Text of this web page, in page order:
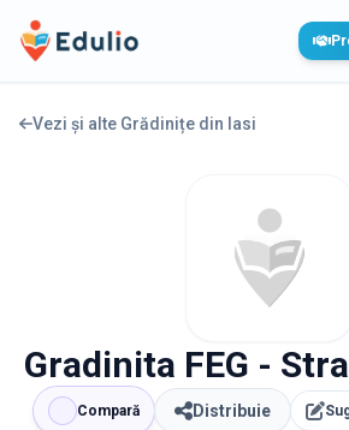
Edulio
Vezi și alte Grădinițe din Iasi
Gradinita FEG -
Compară Distribuie